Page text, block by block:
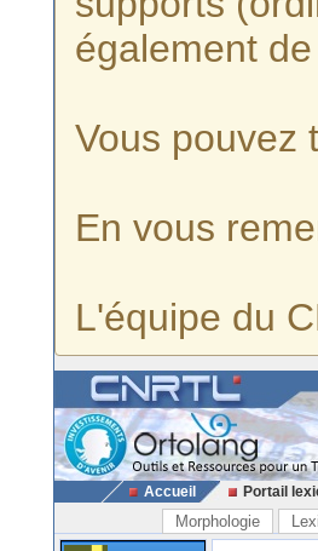
également
Vous pouvez
En vous
L'équipe du
Accueil Portail
Morphologie